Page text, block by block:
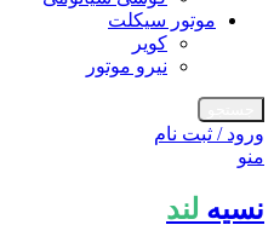
موتور سیکلت
کویر
نیرو موتور
ورود / ثبت نام
منو
نسیه لند